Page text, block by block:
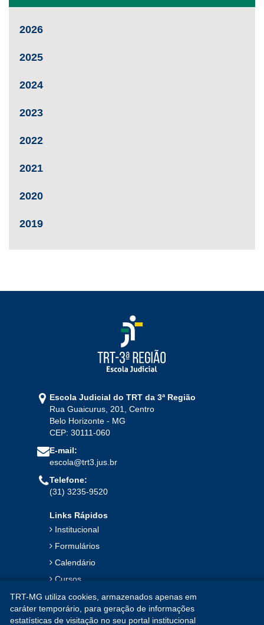
2026
2025
2024
2023
2022
2021
2020
2019
Escola Judicial do TRT da 3ª Região
Rua Guaicurus, 201, Centro
Belo Horizonte - MG
CEP: 30111-060
E-mail:
escola@trt3.jus.br
Telefone:
(31) 3235-9520
Links Rápidos
Institucional
Formulários
Calendário
Cursos
Publicações
Notícias
TRT-MG utiliza cookies, armazenados apenas em
caráter temporário, para geração de informações
estatísticas de visitação no seu portal institucional